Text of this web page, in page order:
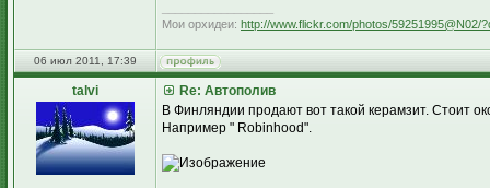
Мои орхидеи: http://www.flickr.com/photos/59251995@N02/
06 июл 2011, 17:39
talvi
Re: Автополив
В Финляндии продают вот такой керамзит. Стоит
Например " Robinhood".